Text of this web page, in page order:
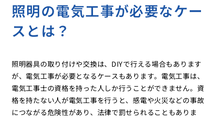
照明の電気工事が必要なケー
スとは？
照明器具の取り付けや交換は、DIYで行える場合もあります
が、電気工事が必要となるケースもあります。電気工事は、
電気工事士の資格を持った人しか行うことができません。資
格を持たない人が電気工事を行うと、感電や火災などの事故
につながる危険性があり、法律で罰せられることもありま